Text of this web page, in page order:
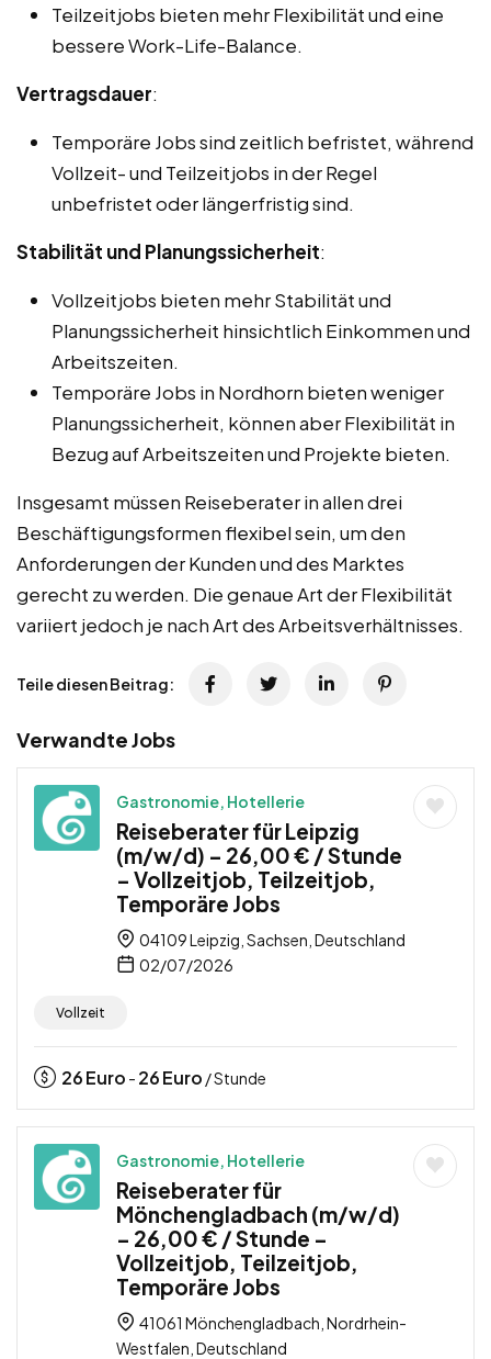
Teilzeitjobs bieten mehr Flexibilität und eine
bessere Work-Life-Balance.
Vertragsdauer:
Temporäre Jobs sind zeitlich befristet, während
Vollzeit- und Teilzeitjobs in der Regel
unbefristet oder längerfristig sind.
Stabilität und Planungssicherheit:
Vollzeitjobs bieten mehr Stabilität und
Planungssicherheit hinsichtlich Einkommen und
Arbeitszeiten.
Temporäre Jobs in Nordhorn bieten weniger
Planungssicherheit, können aber Flexibilität in
Bezug auf Arbeitszeiten und Projekte bieten.
Insgesamt müssen Reiseberater in allen drei
Beschäftigungsformen flexibel sein, um den
Anforderungen der Kunden und des Marktes
gerecht zu werden. Die genaue Art der Flexibilität
variiert jedoch je nach Art des Arbeitsverhältnisses.
Teile diesen Beitrag:
Verwandte Jobs
Gastronomie, Hotellerie
Reiseberater für Leipzig
(m/w/d) – 26,00 € / Stunde
– Vollzeitjob, Teilzeitjob,
Temporäre Jobs
04109 Leipzig, Sachsen, Deutschland
02/07/2026
Vollzeit
26Euro - 26Euro / Stunde
Gastronomie, Hotellerie
Reiseberater für
Mönchengladbach (m/w/d)
– 26,00 € / Stunde –
Vollzeitjob, Teilzeitjob,
Temporäre Jobs
41061 Mönchengladbach, Nordrhein-
Westfalen, Deutschland